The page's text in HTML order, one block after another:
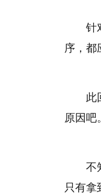
针
序，都
此
原因吧。
不
只有拿